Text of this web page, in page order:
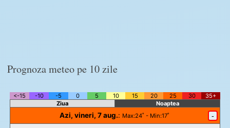
Prognoza meteo pe 10 zile
<-15 -10 -5 0 5 10 15 20 25 30
35+
Ziua
Noaptea
Azi, vineri, 7 aug.: Max:24˚ - Min:17˚ -